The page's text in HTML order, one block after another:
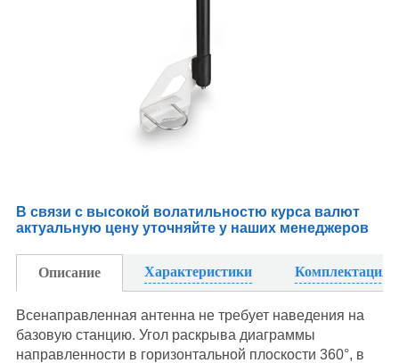
В связи с высокой волатильностю курса валют
актуальную цену уточняйте у наших менеджеров
Описание Характеристики Комплектация
Всенаправленная антенна не требует наведения на
базовую станцию. Угол раскрыва диаграммы
направленности в горизонтальной плоскости 360°, в